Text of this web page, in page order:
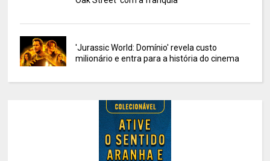
'Jurassic World: Domínio' revela custo
milionário e entra para a história do cinema